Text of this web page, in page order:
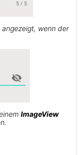
wenn der
ImageView